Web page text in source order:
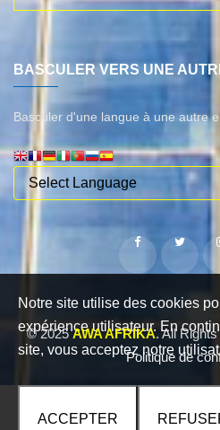
Notre site utilise des cookies
expérience utilisateur. En
site, vous acceptez notre
ACCEPTER
BASCULER VERS UNE
Basculer d'une langue à une autre
© 2025AWA AFRIKA. All
Politique de